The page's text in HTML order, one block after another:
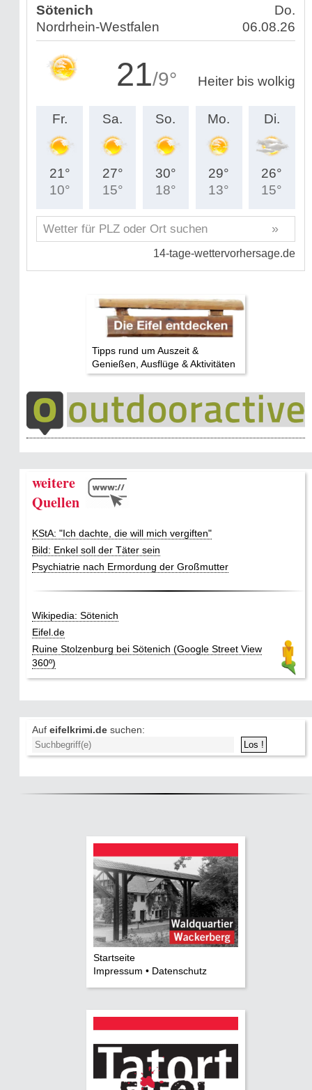
Tipps rund um Auszeit &
Genießen, Ausflüge & Aktivitäten
weitere
Quellen
KStA: "Ich dachte, die will mich vergiften"
Bild: Enkel soll der Täter sein
Psychiatrie nach Ermordung der Großmutter
Wikipedia: Sötenich
Eifel.de
Ruine Stolzenburg bei Sötenich (Google Street View
360º)
Auf eifelkrimi.de suchen:
Startseite
Impressum • Datenschutz